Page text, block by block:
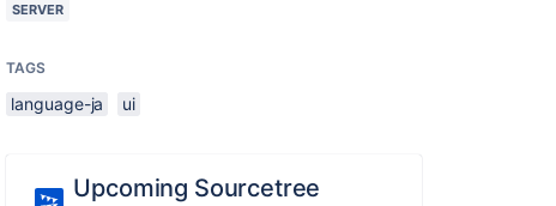
SERVER
TAGS
language-ja ui
Upcoming Sourcetree